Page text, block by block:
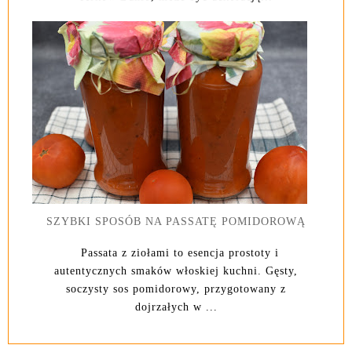
SZYBKI SPOSÓB NA PASSATĘ POMIDOROWĄ
Passata z ziołami to esencja prostoty i
autentycznych smaków włoskiej kuchni. Gęsty,
soczysty sos pomidorowy, przygotowany z
dojrzałych w ...